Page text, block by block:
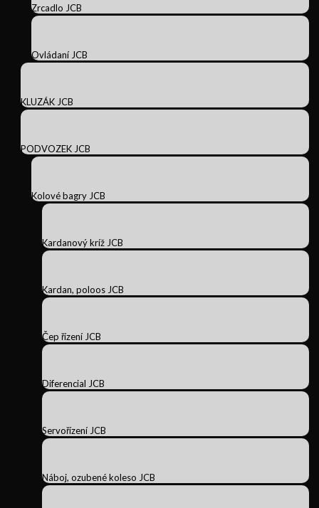
Zrcadlo JCB
Ovládaní JCB
KLUZÁK JCB
PODVOZEK JCB
Kolové bagry JCB
Kardanový kríž JCB
Kardan, poloos JCB
Čep řízení JCB
Diferencial JCB
Servořízení JCB
Náboj, ozubené koleso JCB